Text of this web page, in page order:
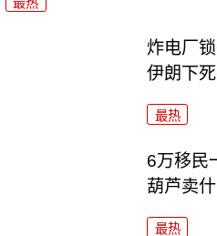
炸电厂
伊朗下死
最热
6万移民
葫芦卖什
最热